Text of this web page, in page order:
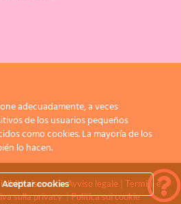
i diritti riservati.Avviso legale
Termini e
sulla privacy|Politica sui cookie
adecuadamente, a veces
de los usuarios pequeños
como cookies. La mayoría de los
lo hacen.
Aceptar cookies